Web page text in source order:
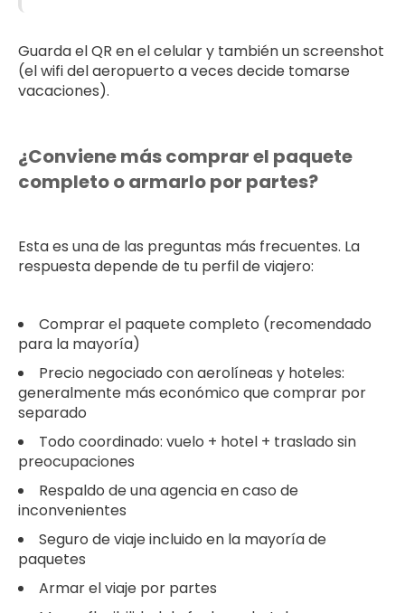
Guarda el QR en el celular y también un screenshot
(el wifi del aeropuerto a veces decide tomarse
vacaciones).
¿Conviene más comprar el paquete
completo o armarlo por partes?
Esta es una de las preguntas más frecuentes. La
respuesta depende de tu perfil de viajero:
Comprar el paquete completo (recomendado
para la mayoría)
Precio negociado con aerolíneas y hoteles:
generalmente más económico que comprar por
separado
Todo coordinado: vuelo + hotel + traslado sin
preocupaciones
Respaldo de una agencia en caso de
inconvenientes
Seguro de viaje incluido en la mayoría de
paquetes
Armar el viaje por partes